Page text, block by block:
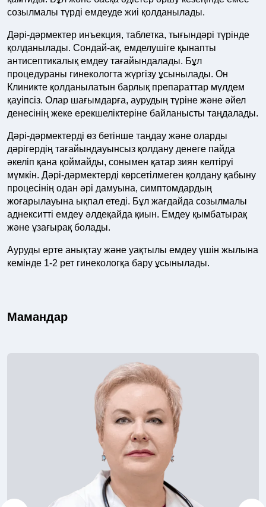
созылмалы түрді емдеуде жиі қолданылады.
Дәрі-дәрмектер инъекция, таблетка, тығындәрі түрінде
қолданылады. Сондай-ақ, емделушіге қынапты
антисептикалық емдеу тағайындалады. Бұл
процедураны гинекологта жүргізу ұсынылады. Он
Клиникте қолданылатын барлық препараттар мүлдем
қауіпсіз. Олар шағымдарға, аурудың түріне және әйел
денесінің жеке ерекшеліктеріне байланысты таңдалады.
Дәрі-дәрмектерді өз бетінше таңдау және оларды
дәрігердің тағайындауынсыз қолдану денеге пайда
әкеліп қана қоймайды, сонымен қатар зиян келтіруі
мүмкін. Дәрі-дәрмектерді көрсетілмеген қолдану қабыну
процесінің одан әрі дамуына, симптомдардың
жоғарылауына ықпал етеді. Бұл жағдайда созылмалы
аднекситті емдеу әлдеқайда қиын. Емдеу қымбатырақ
және ұзағырақ болады.
Ауруды ерте анықтау және уақтылы емдеу үшін жылына
кемінде 1-2 рет гинекологқа бару ұсынылады.
Мамандар